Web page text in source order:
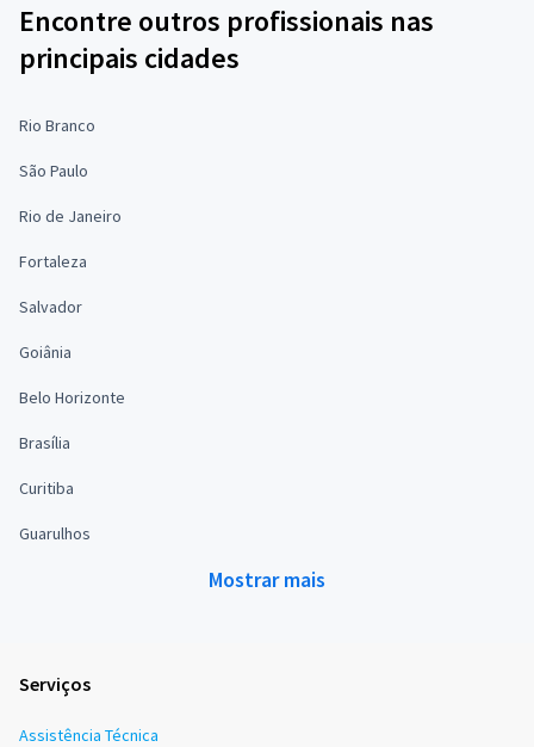
Encontre outros profissionais nas
principais cidades
Rio Branco
São Paulo
Rio de Janeiro
Fortaleza
Salvador
Goiânia
Belo Horizonte
Brasília
Curitiba
Guarulhos
Mostrar mais
Serviços
Assistência Técnica